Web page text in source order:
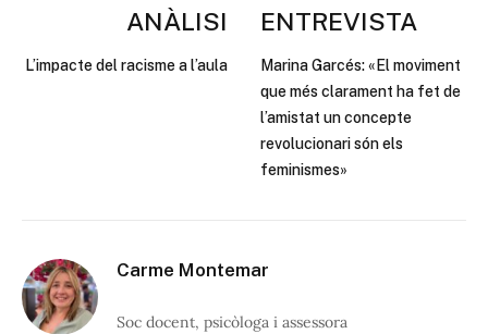
ANÀLISI
L’impacte del racisme a l’aula
ENTREVISTA
Marina Garcés: «El moviment
que més clarament ha fet de
l’amistat un concepte
revolucionari són els
feminismes»
Carme Montemar
Soc docent, psicòloga i assessora